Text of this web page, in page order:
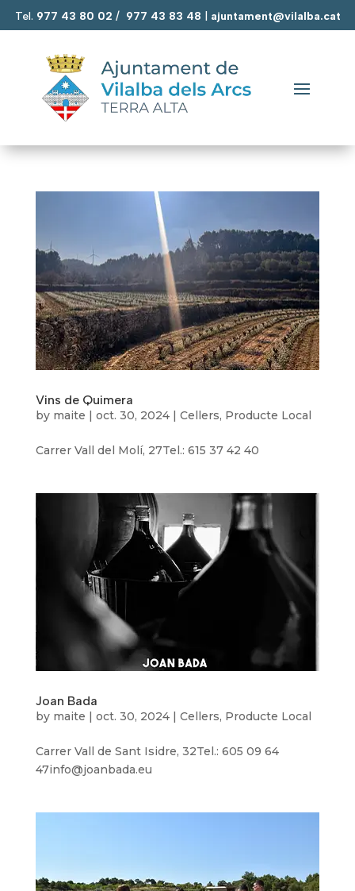
Tel. 977 43 80 02 / 977 43 83 48 ajuntament@vilalba.cat
Vins de Quimera
by maite | oct. 30, 2024| Cellers, Producte Local
Carrer Vall del Molí, 27Tel.: 615 37 42 40
Joan Bada
by maite | oct. 30, 2024| Cellers, Producte Local
Carrer Vall de Sant Isidre, 32Tel.: 605 09 64
47info@joanbada.eu